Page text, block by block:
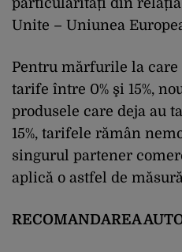
Unite – Uniunea
Pentru mărfurile la
tarife între 0% şi 15%,
produsele care deja au
15%, tarifele rămân
singurul partener
aplică o astfel de
RECOMANDAREA